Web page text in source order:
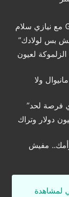
بس لولادك”
لعيون
ولا
فرصة لحد”
ميزانية مفتوحة: عربية بـ 11 مليون دولار وتراك
مفيش
لمشاهدة